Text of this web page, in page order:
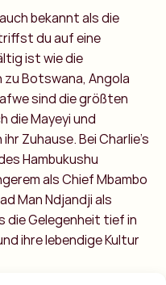
auch bekannt als die
du auf eine
ist wie die
Botswana, Angola
sind die größten
die Mayeyi und
Zuhause. Bei Charlie’s
Hambukushu
als Chief Mbambo
Man Ndjandji als
die Gelegenheit tief in
ihre lebendige Kultur